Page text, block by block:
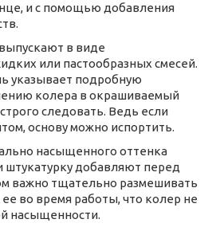
и с помощью добавления
в виде
или пастообразных смесей.
указывает подробную
колера в окрашиваемый
следовать. Ведь если
основу можно испортить.
насыщенного оттенка
штукатурку добавляют перед
важно тщательно размешивать
во время работы, что колер не
насыщенности.